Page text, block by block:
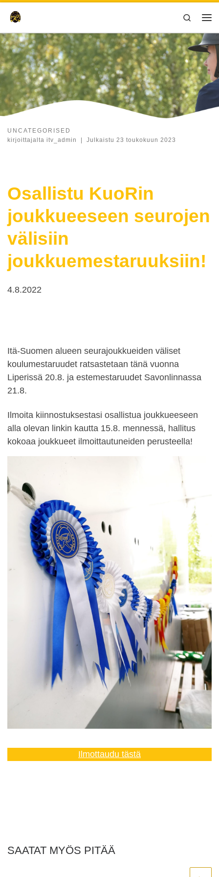
Skip to content
Search
UNCATEGORISED
kirjoittajalta itv_admin | Julkaistu 23 toukokuun 2023
Osallistu KuoRin
joukkueeseen seurojen
välisiin
joukkuemestaruuksiin!
4.8.2022
Itä-Suomen alueen seurajoukkueiden väliset
koulumestaruudet ratsastetaan tänä vuonna
Liperissä 20.8. ja estemestaruudet Savonlinnassa
21.8.
Ilmoita kiinnostuksestasi osallistua joukkueeseen
alla olevan linkin kautta 15.8. mennessä, hallitus
kokoaa joukkueet ilmoittautuneiden perusteella!
Ilmottaudu tästä
SAATAT MYÖS PITÄÄ